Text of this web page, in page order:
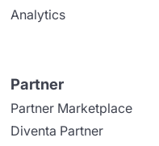
Analytics
Partner
Partner Marketplace
Diventa Partner